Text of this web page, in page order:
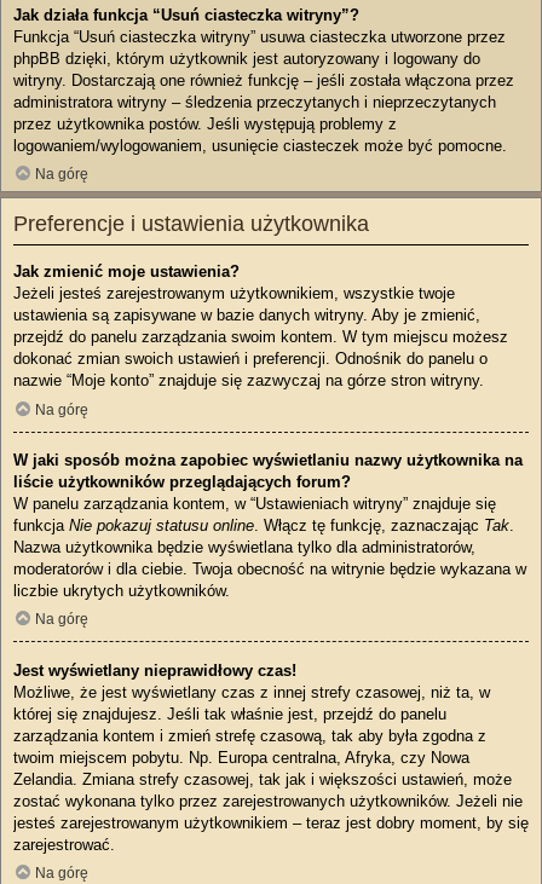
Jak działa funkcja “Usuń ciasteczka witryny”?
Funkcja “Usuń ciasteczka witryny” usuwa ciasteczka utworzone przez
phpBB dzięki, którym użytkownik jest autoryzowany i logowany do
witryny. Dostarczają one również funkcję – jeśli została włączona przez
administratora witryny – śledzenia przeczytanych i nieprzeczytanych
przez użytkownika postów. Jeśli występują problemy z
logowaniem/wylogowaniem, usunięcie ciasteczek może być pomocne.
Na górę
Preferencje i ustawienia użytkownika
Jak zmienić moje ustawienia?
Jeżeli jesteś zarejestrowanym użytkownikiem, wszystkie twoje
ustawienia są zapisywane w bazie danych witryny. Aby je zmienić,
przejdź do panelu zarządzania swoim kontem. W tym miejscu możesz
dokonać zmian swoich ustawień i preferencji. Odnośnik do panelu o
nazwie “Moje konto” znajduje się zazwyczaj na górze stron witryny.
Na górę
W jaki sposób można zapobiec wyświetlaniu nazwy użytkownika na
liście użytkowników przeglądających forum?
W panelu zarządzania kontem, w “Ustawieniach witryny” znajduje się
funkcja Nie pokazuj statusu online . Włącz tę funkcję, zaznaczając Tak
Nazwa użytkownika będzie wyświetlana tylko dla administratorów,
moderatorów i dla ciebie. Twoja obecność na witrynie będzie wykazana w
liczbie ukrytych użytkowników.
Na górę
Jest wyświetlany nieprawidłowy czas!
Możliwe, że jest wyświetlany czas z innej strefy czasowej, niż ta, w
której się znajdujesz. Jeśli tak właśnie jest, przejdź do panelu
zarządzania kontem i zmień strefę czasową, tak aby była zgodna z
twoim miejscem pobytu. Np. Europa centralna, Afryka, czy Nowa
Zelandia. Zmiana strefy czasowej, tak jak i większości ustawień, może
zostać wykonana tylko przez zarejestrowanych użytkowników. Jeżeli nie
jesteś zarejestrowanym użytkownikiem – teraz jest dobry moment, by się
zarejestrować.
Na górę